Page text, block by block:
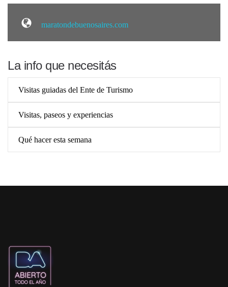
maratondebuenosaires.com
La info que necesitás
Visitas guiadas del Ente de Turismo
Visitas, paseos y experiencias
Qué hacer esta semana